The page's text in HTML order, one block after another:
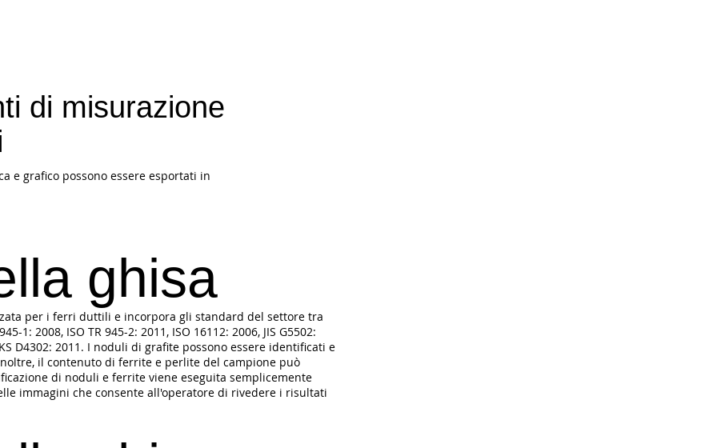
di misurazione
e grafico possono essere esportati in
ghisa
per i ferri duttili e incorpora gli standard del settore tra
1: 2008, ISO TR 945-2: 2011, ISO 16112: 2006, JIS G5502:
KS D4302: 2011. I noduli di grafite possono essere identificati e
il contenuto di ferrite e perlite del campione può
di noduli e ferrite viene eseguita semplicemente
immagini che consente all'operatore di rivedere i risultati